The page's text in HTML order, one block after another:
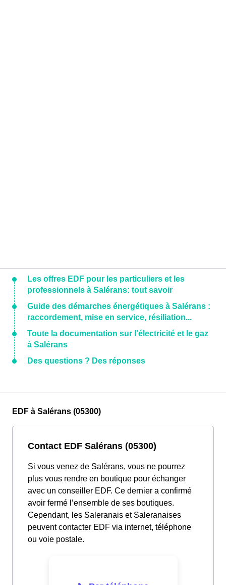
Les offres EDF pour les particuliers et les
professionnels à Salérans: tout savoir
Guide des démarches énergétiques à Salérans :
raccordement, mise en service, résiliation...
Toute la documentation sur l'électricité et le gaz
à Salérans
Des questions ? Des réponses
EDF à Salérans (05300)
Contact EDF Salérans (05300)
Si vous venez de Salérans, vous ne pourrez
plus vous rendre en boutique pour échanger
avec un conseiller EDF. Ce dernier a confirmé
avoir fermé l’ensemble de ses boutiques.
Cependant, les Saleranais et Saleranaises
peuvent contacter EDF via internet, téléphone
ou voie postale.